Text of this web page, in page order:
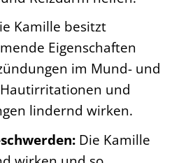
Kamille besitzt
Eigenschaften
im Mund- und
und
lindernd wirken.
Die Kamille